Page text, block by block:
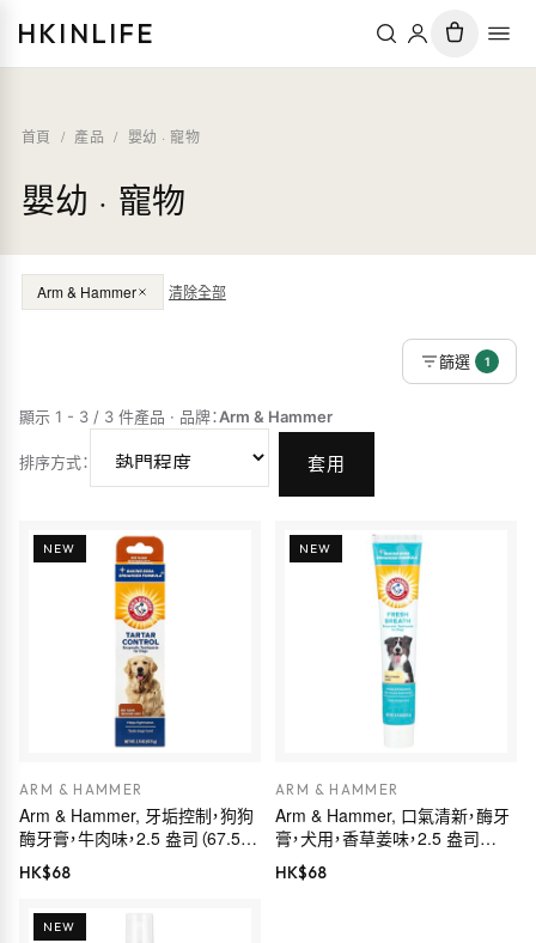
HKINLIFE
首頁 / 產品 / 嬰幼 · 寵物
嬰幼 · 寵物
Arm & Hammer 清除全部
篩選 1
顯示 1 - 3 / 3 件產品 · 品牌：Arm & Hammer
排序方式： 套用
NEW
ARM & HAMMER
Arm & Hammer, 牙垢控制，狗狗
酶牙膏，牛肉味，2.5 盎司（67.5
克）
HK$68
NEW
ARM & HAMMER
Arm & Hammer, 口氣清新，酶牙
膏，犬用，香草姜味，2.5 盎司
（67.5 克）
HK$68
NEW